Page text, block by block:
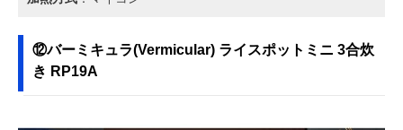
⑫バーミキュラ(Vermicular) ライスポットミニ 3合炊
き RP19A